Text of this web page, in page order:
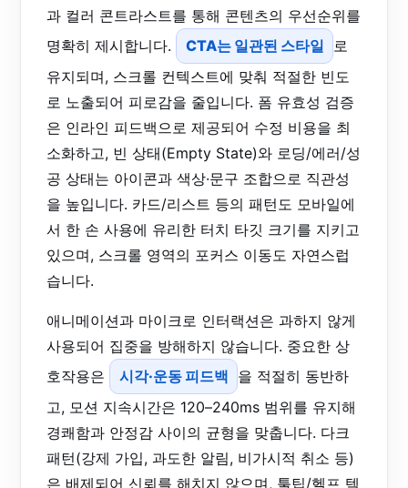
과 컬러 콘트라스트를 통해 콘텐츠의 우선순위를
명확히 제시합니다.
CTA는 일관된 스타일
로
유지되며, 스크롤 컨텍스트에 맞춰 적절한 빈도
로 노출되어 피로감을 줄입니다. 폼 유효성 검증
은 인라인 피드백으로 제공되어 수정 비용을 최
소화하고, 빈 상태(Empty State)와 로딩/에러/성
공 상태는 아이콘과 색상·문구 조합으로 직관성
을 높입니다. 카드/리스트 등의 패턴도 모바일에
서 한 손 사용에 유리한 터치 타깃 크기를 지키고
있으며, 스크롤 영역의 포커스 이동도 자연스럽
습니다.
애니메이션과 마이크로 인터랙션은 과하지 않게
사용되어 집중을 방해하지 않습니다. 중요한 상
호작용은
시각·운동 피드백
을 적절히 동반하
고, 모션 지속시간은 120–240ms 범위를 유지해
경쾌함과 안정감 사이의 균형을 맞춥니다. 다크
패턴(강제 가입, 과도한 알림, 비가시적 취소 등)
은 배제되어 신뢰를 해치지 않으며, 툴팁/헬프 텍